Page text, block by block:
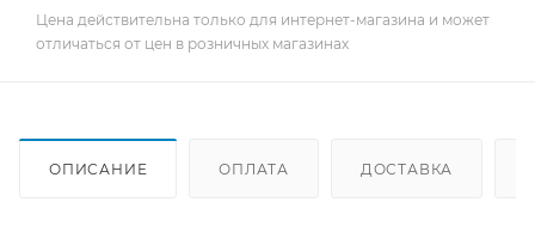
Цена действительна только для интернет-магазина и может
отличаться от цен в розничных магазинах
ОПИСАНИЕ ОПЛАТА ДОСТАВКА